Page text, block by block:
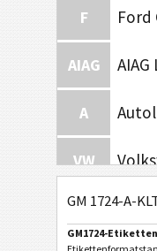
F Ford
AIAG
A
VW
GM
GM 1724-A-
GM1724-Etiketten